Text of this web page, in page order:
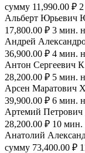
сумму 11,990.00 ₽
Альберт Юрьевич
17,800.00 ₽ 3 мин.
Андрей
36,900.00 ₽ 4 мин.
Антон Сергеевич
28,200.00 ₽ 5 мин.
Арсен Маратович
39,900.00 ₽ 6 мин.
Артемий Петрович
28,200.00 ₽ 10 мин.
Анатолий
сумму 73,400.00 ₽